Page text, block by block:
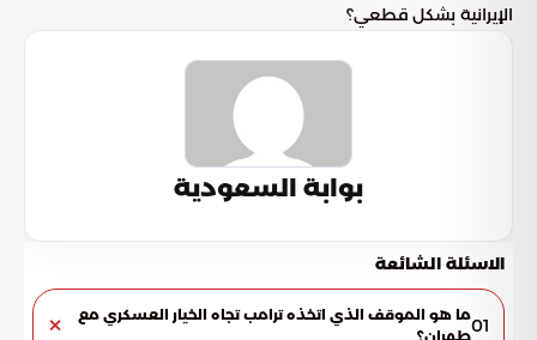
الإيرانية بشكل قطعي؟
بوابة السعودية
الاسئلة الشائعة
01ما هو الموقف الذي اتخذه ترامب تجاه الخيار العسكري مع
طهران؟